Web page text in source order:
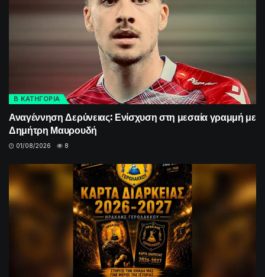
Β ΚΑΤΗΓΟΡΙΑ
Αναγέννηση Δερύνειας: Ενίσχυση στη μεσαία γραμμή με
Δημήτρη Μαυρουδή
01/08/2026 8